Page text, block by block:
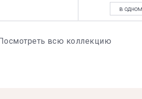
в
всю коллекцию